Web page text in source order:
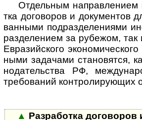
Отдельным направлением
тка дого­во­ров и
ван­ными под­раз­деле­ни­ями
раз­деле­нием за рубе­жом, так
Евра­зий­ского
ными зада­чами стано­вятся,
нода­тель­ства РФ,
требо­ваний конт­роли­рую­щих
▲ Разработка